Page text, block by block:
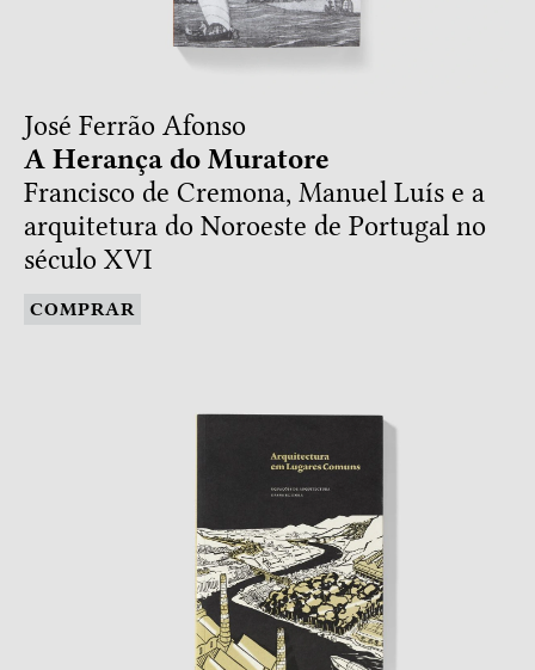
José Ferrão Afonso
A Herança do Muratore
Francisco de Cremona, Manuel Luís e a
arquitetura do Noroeste de Portugal no
século XVI
COMPRAR